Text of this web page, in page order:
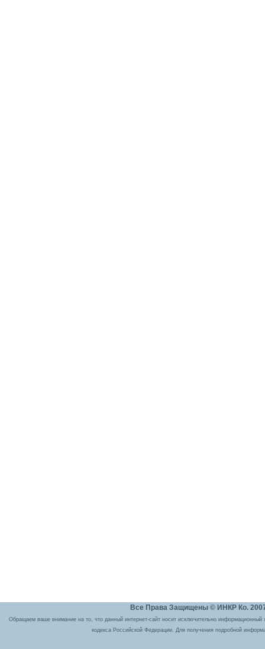
Все Права Защищены © ИНКР Ко.
Обращаем ваше внимание на то, что данный интернет-сайт носит исключительно
кодекса Российской Федерации. Для получения подробной